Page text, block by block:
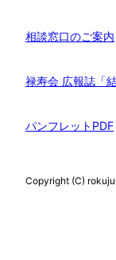
相談窓口のご案内
禄寿会 広報誌「結
パンフレットPDF
Copyright (C)